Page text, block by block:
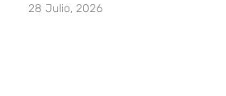
28 Julio, 2026